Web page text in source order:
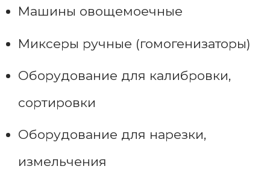
Машины овощемоечные
Миксеры ручные (гомогенизаторы)
Оборудование для калибровки,
сортировки
Оборудование для нарезки,
измельчения